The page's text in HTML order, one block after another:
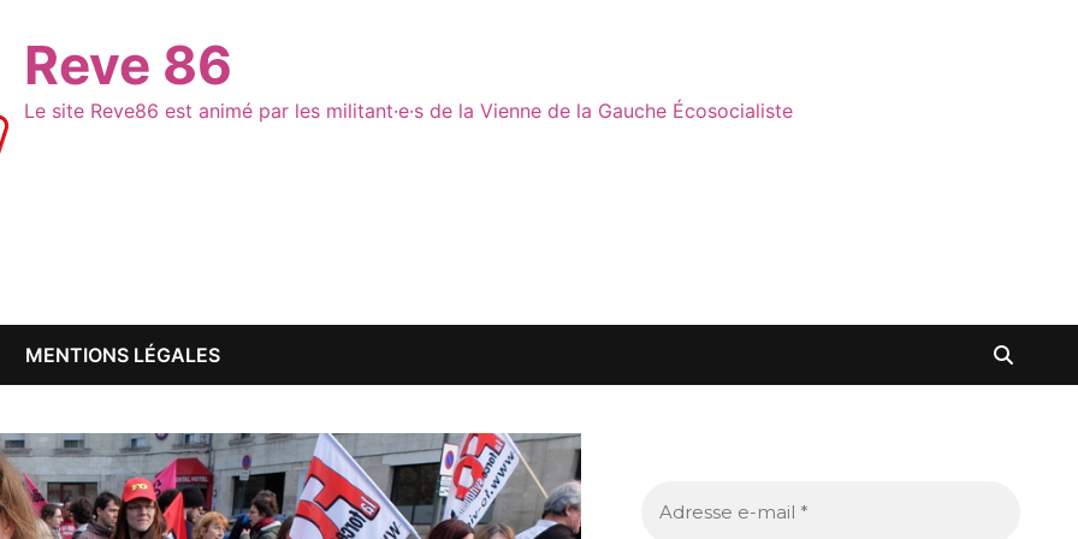
Reve 86
Le site Reve86 est animé par les militant·e·s de la Vienne de la Gauche Écosocialiste
MENTIONS LÉGALES